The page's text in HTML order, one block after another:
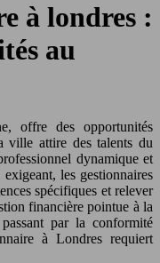
à londres :
au
offre des opportunités
ville attire des talents du
dynamique et
les gestionnaires
spécifiques et relever
financière pointue à la
par la conformité
à Londres requiert